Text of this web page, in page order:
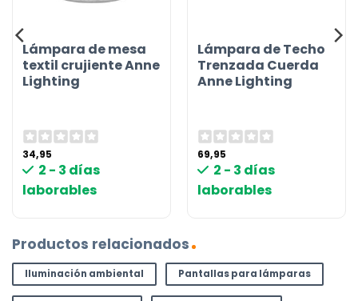
Lámpara de mesa
textil crujiente Anne
Lighting
34,95
2 - 3 días
laborables
Lámpara de Techo
Trenzada Cuerda
Anne Lighting
69,95
2 - 3 días
laborables
Productos relacionados
Iluminación ambiental Pantallas para lámparas